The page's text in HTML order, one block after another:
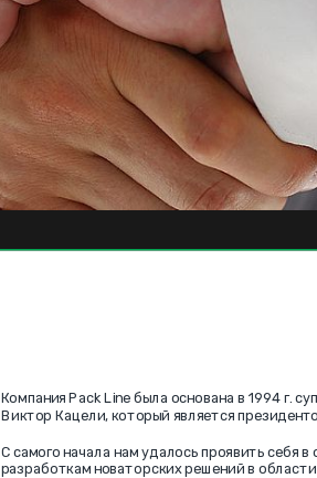
Компания Pack Line была основана в 1994 г.
Виктор Кацели, который является
С самого начала нам удалось проявить себя
разработкам новаторских решений в